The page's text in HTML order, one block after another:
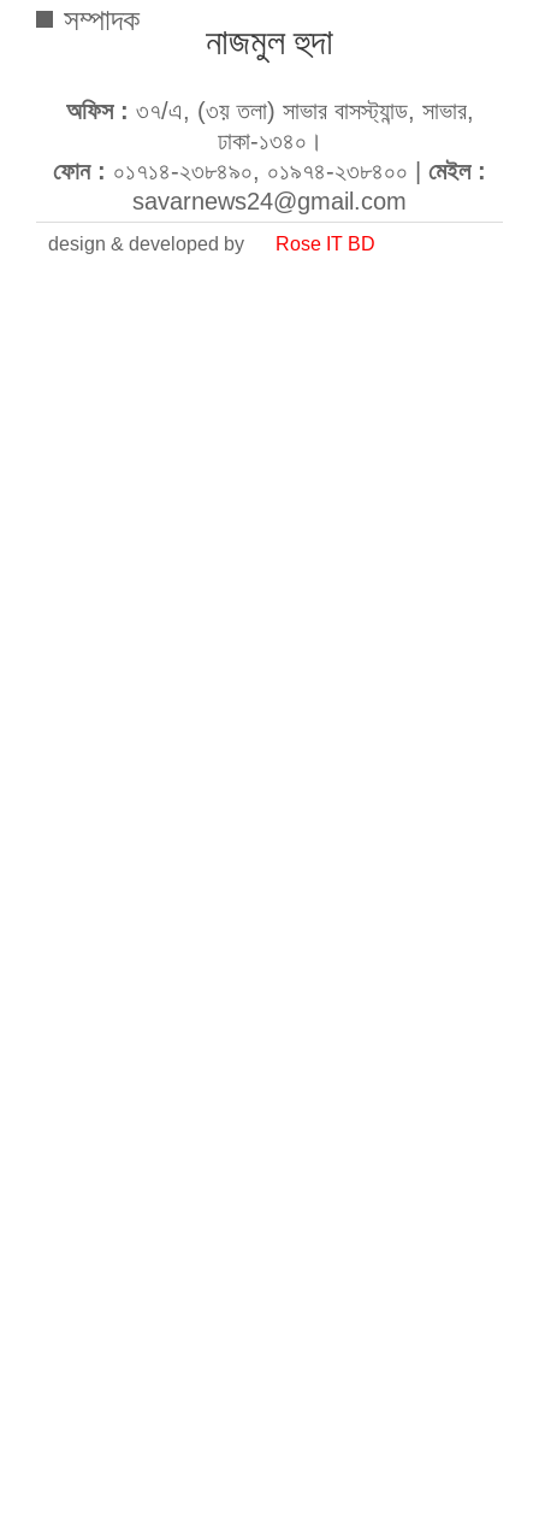
সম্পাদক
নাজমুল হুদা
অফিস : ৩৭/এ, (৩য় তলা) সাভার বাসস্ট্যান্ড, সাভার,
ঢাকা-১৩৪০।
ফোন : ০১৭১৪-২৩৮৪৯০, ০১৯৭৪-২৩৮৪০০ | মেইল :
savarnews24@gmail.com
design & developed by Rose IT BD